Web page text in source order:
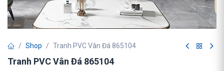
Shop Tranh PVC Vân Đá 865104
Tranh PVC Vân Đá 865104